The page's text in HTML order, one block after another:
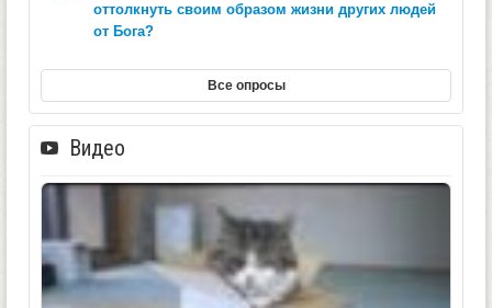
оттолкнуть своим образом жизни других людей
от Бога?
Все опросы
Видео